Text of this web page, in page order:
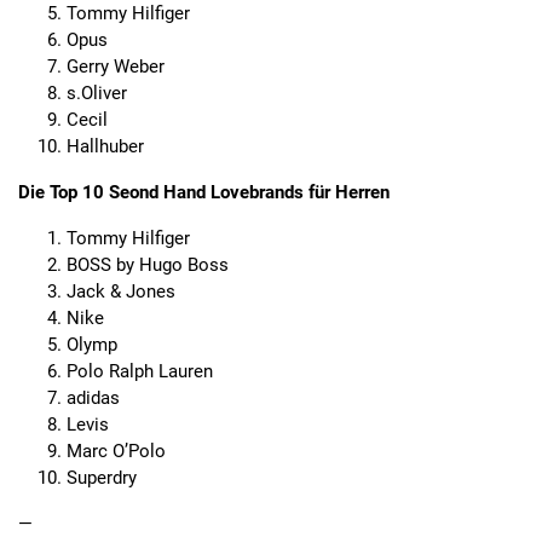
Tommy Hilfiger
Opus
Gerry Weber
s.Oliver
Cecil
Hallhuber
Die Top 10 Seond Hand Lovebrands für Herren
Tommy Hilfiger
BOSS by Hugo Boss
Jack & Jones
Nike
Olymp
Polo Ralph Lauren
adidas
Levis
Marc O’Polo
Superdry
—